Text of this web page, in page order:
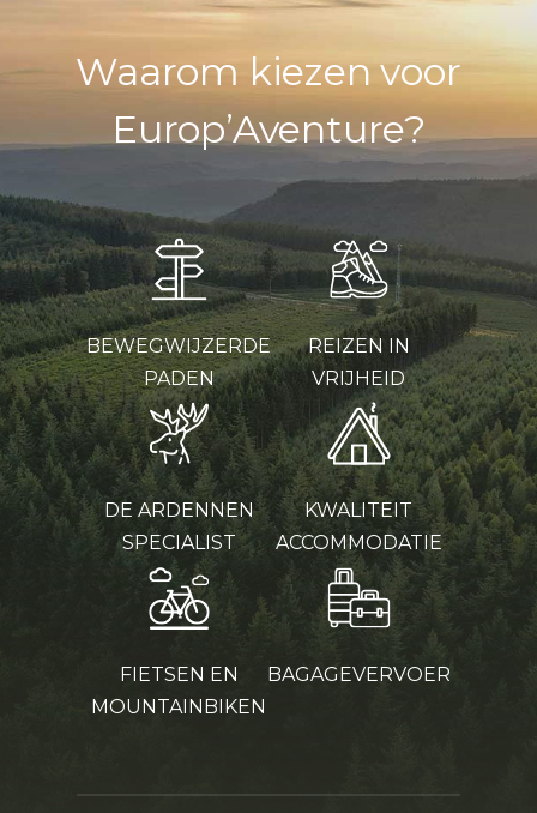
Waarom kiezen voor
Europ’Aventure?
BEWEGWIJZERDE
PADEN
REIZEN IN
VRIJHEID
DE ARDENNEN
SPECIALIST
KWALITEIT
ACCOMMODATIE
FIETSEN EN
MOUNTAINBIKEN
BAGAGEVERVOER